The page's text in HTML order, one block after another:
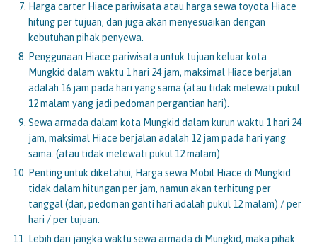
Harga carter Hiace pariwisata atau harga sewa toyota Hiace
hitung per tujuan, dan juga akan menyesuaikan dengan
kebutuhan pihak penyewa.
Penggunaan Hiace pariwisata untuk tujuan keluar kota
Mungkid dalam waktu 1 hari 24 jam, maksimal Hiace berjalan
adalah 16 jam pada hari yang sama (atau tidak melewati pukul
12 malam yang jadi pedoman pergantian hari).
Sewa armada dalam kota Mungkid dalam kurun waktu 1 hari 24
jam, maksimal Hiace berjalan adalah 12 jam pada hari yang
sama. (atau tidak melewati pukul 12 malam).
Penting untuk diketahui, Harga sewa Mobil Hiace di Mungkid
tidak dalam hitungan per jam, namun akan terhitung per
tanggal (dan, pedoman ganti hari adalah pukul 12 malam) / per
hari / per tujuan.
Lebih dari jangka waktu sewa armada di Mungkid, maka pihak